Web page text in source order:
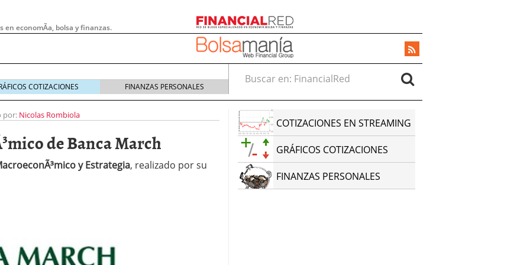
en economÃ­a, bolsa y finanzas.
demasiado tarde 20/07/2026
Deben Saber los Traders Mexicanos Antes de
COTIZACIONES FINANZAS PERSONALES
Buscar en:
por: Nicolas Rombiola
de Banca March
y Estrategia, realizado por su
COTIZACIONES EN STREAMING
GRÁFICOS COTIZACIONES
FINANZAS PERSONALES